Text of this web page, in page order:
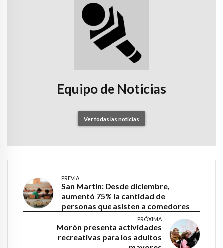
Equipo de Noticias
Ver todas las noticias
PREVIA
San Martín: Desde diciembre,
aumentó 75% la cantidad de
personas que asisten a comedores
PRÓXIMA
Morón presenta actividades
recreativas para los adultos